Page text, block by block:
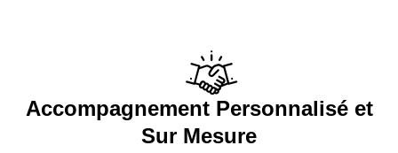
Accompagnement Personnalisé et
Sur Mesure